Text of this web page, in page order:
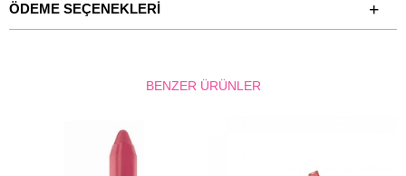
ÖDEME SEÇENEKLERI
BENZER ÜRÜNLER